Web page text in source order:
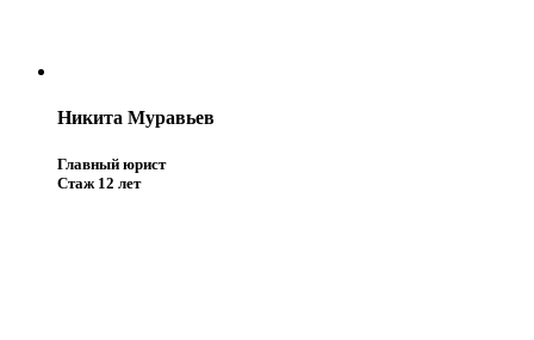
Никита Муравьев
Главный юрист
Стаж 12 лет